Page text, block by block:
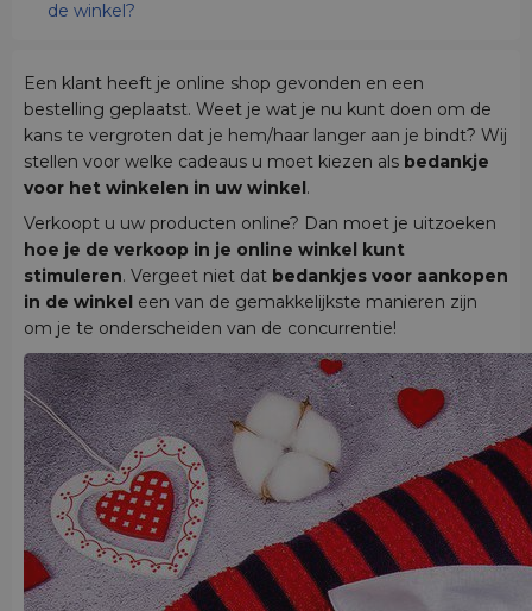
de winkel?
Een klant heeft je online shop gevonden en een
bestelling geplaatst. Weet je wat je nu kunt doen om de
kans te vergroten dat je hem/haar langer aan je bindt? Wij
stellen voor welke cadeaus u moet kiezen als bedankje
voor het winkelen in uw winkel.
Verkoopt u uw producten online? Dan moet je uitzoeken
hoe je de verkoop in je online winkel kunt
stimuleren. Vergeet niet dat bedankjes voor aankopen
in de winkel een van de gemakkelijkste manieren zijn
om je te onderscheiden van de concurrentie!